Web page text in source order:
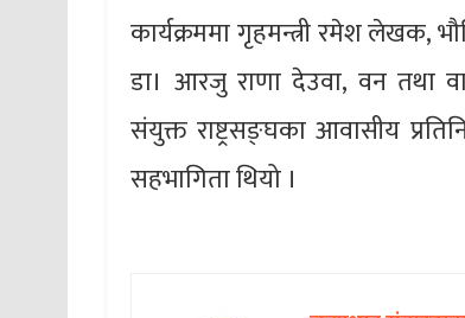
कार्यक्रममा गृहमन्त्री रमेश लेखक,
डा। आरजु राणा देउवा, वन तथा
संयुक्त राष्ट्रसङ्घका आवासीय
सहभागिता थियो ।